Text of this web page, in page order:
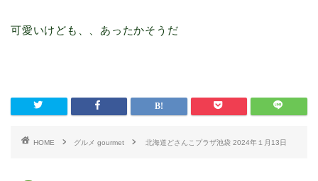
可愛いけども、、あったかそうだ
HOME グルメ gourmet 北海道どさんこプラザ池袋 2024年１月13日